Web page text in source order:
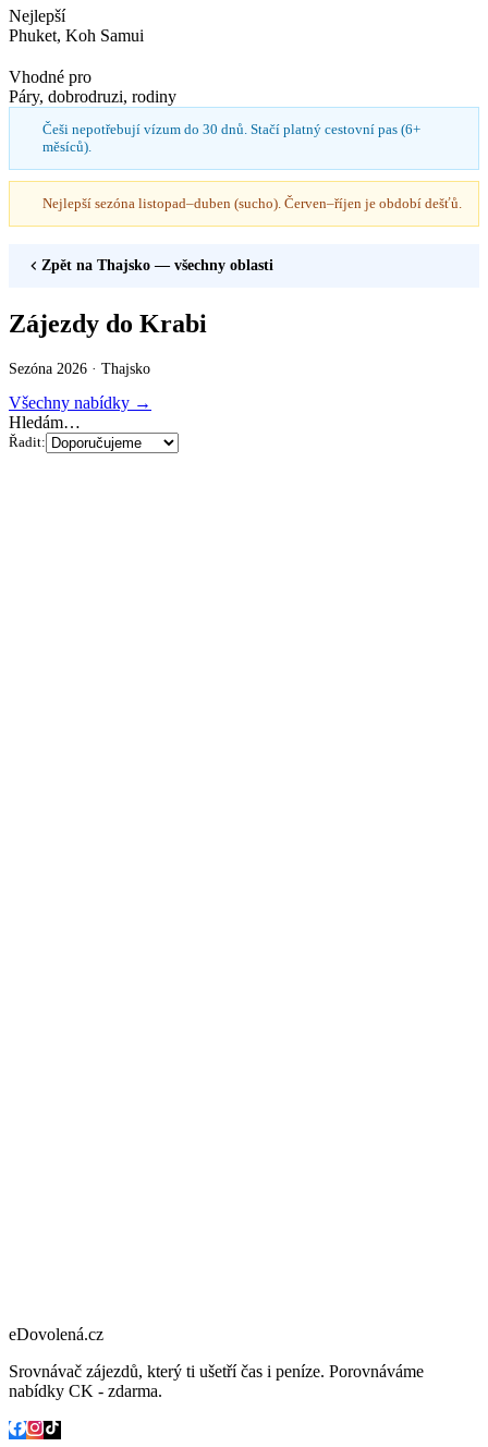
Nejlepší
Phuket, Koh Samui
Vhodné pro
Páry, dobrodruzi, rodiny
Češi nepotřebují vízum do 30 dnů. Stačí platný cestovní pas (6+
měsíců).
Nejlepší sezóna listopad–duben (sucho). Červen–říjen je období dešťů.
Zpět na Thajsko — všechny oblasti
Zájezdy do Krabi
Sezóna 2026 · Thajsko
Všechny nabídky →
Hledám…
Řadit:
eDovolená.cz
Srovnávač zájezdů, který ti ušetří čas i peníze. Porovnáváme
nabídky CK - zdarma.